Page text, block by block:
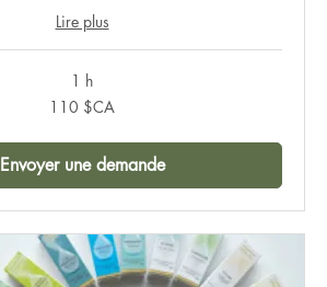
Lire plus
1 h
110 $CA
Envoyer une demande